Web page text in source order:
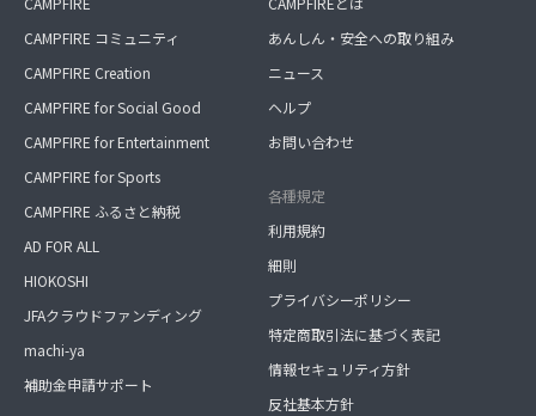
CAMPFIRE コミュニティ
CAMPFIRE Creation
CAMPFIRE for Social Good
CAMPFIRE for Entertainment
CAMPFIRE for Sports
CAMPFIRE ふるさと納税
AD FOR ALL
HIOKOSHI
JFAクラウドファンディング
machi-ya
補助金申請サポート
あんしん・安全への取り組み
ニュース
ヘルプ
お問い合わせ
各種規定
利用規約
細則
プライバシーポリシー
特定商取引法に基づく表記
情報セキュリティ方針
反社基本方針